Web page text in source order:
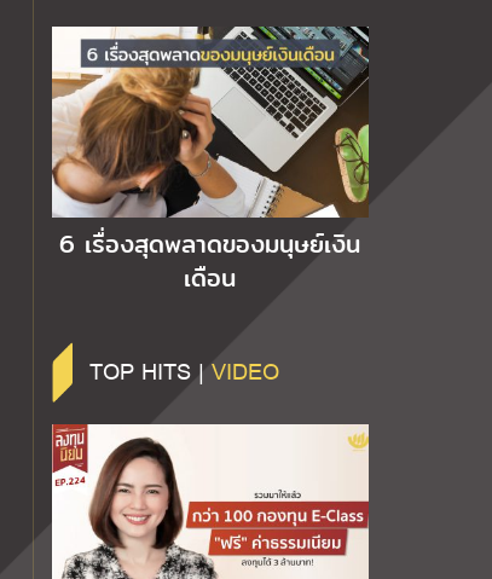
6 เรื่องสุดพลาดของมนุษย์เงิน
เดือน
TOP HITS | VIDEO